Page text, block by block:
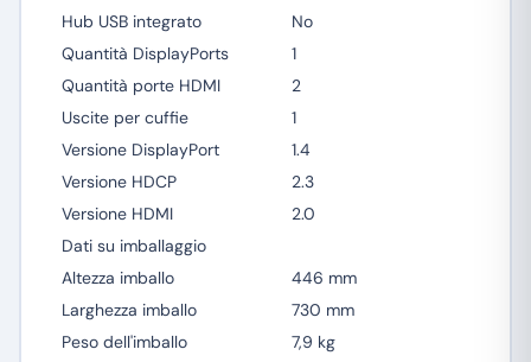
Hub USB integrato
No
Quantità DisplayPorts
1
Quantità porte HDMI
2
Uscite per cuffie
1
Versione DisplayPort
1.4
Versione HDCP
2.3
Versione HDMI
2.0
Dati su imballaggio
Altezza imballo
446 mm
Larghezza imballo
730 mm
Peso dell'imballo
7,9 kg